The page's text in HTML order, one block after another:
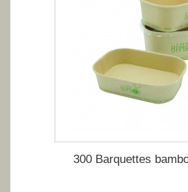
300 Barquettes